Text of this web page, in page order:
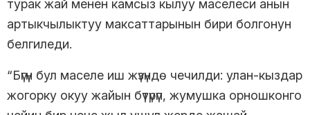
турак жай менен камсыз кылуу маселеси анын
артыкчылыктуу максаттарынын бири болгонун
белгиледи.
“Бүгүн бул маселе иш жүзүндө чечилди: улан-кыздар
жогорку окуу жайын бүтүрүп, жумушка орношконго